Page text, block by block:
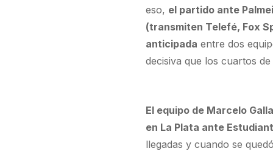
eso, el partido ante
(transmiten Telefé, Fox
anticipada entre dos
decisiva que los cuartos
El equipo de Marcelo
en La Plata ante
llegadas y cuando se